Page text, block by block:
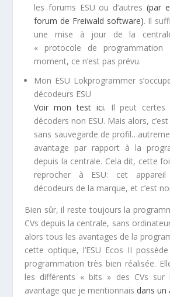
les forums ESU ou d’autres (par
forum de Freiwald software). Il
une mise à jour de la
« protocole de
moment, ce n’est pas prévu.
Mon ESU Lokprogrammer
décodeurs ESU
Voir mon test ici. Il peut certes
décoders non ESU. Mais alors,
sans sauvegarde de
avantage par rapport à la
depuis la centrale. Cela dit, cette
reprocher à ESU: cet
décodeurs de la marque, et c’est
Bien sûr, il reste toujours la
CVs depuis la centrale, sans
alors tous les avantages de la
cette optique, l’ESU Ecos II
programmation très bien réalisée.
les différents « bits » des CVs sur
avantage que je mentionnais dans